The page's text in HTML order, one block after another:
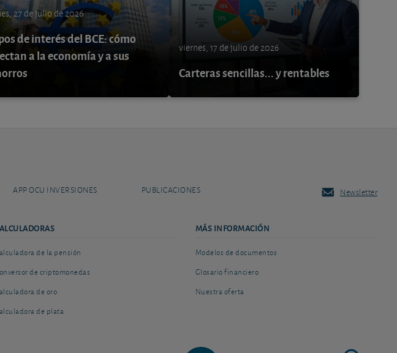
27 de julio de 2026
de interés del BCE: cómo
a la economía y a sus
viernes, 17 de julio de 2026
Carteras sencillas... y rentables
APP OCU INVERSIONES PUBLICACIONES Newsletter
de la pensión
de criptomonedas
de oro
de plata
MÁS INFORMACIÓN
Modelos de documentos
Glosario financiero
Nuestra oferta